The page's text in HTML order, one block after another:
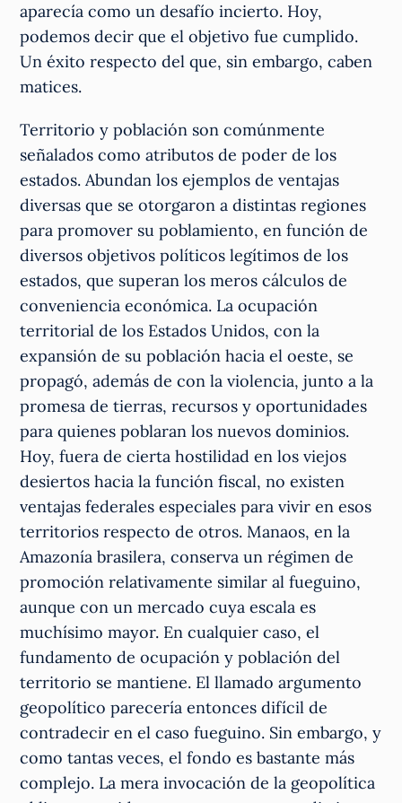
aparecía como un desafío incierto. Hoy,
podemos decir que el objetivo fue cumplido.
Un éxito respecto del que, sin embargo, caben
matices.
Territorio y población son comúnmente
señalados como atributos de poder de los
estados. Abundan los ejemplos de ventajas
diversas que se otorgaron a distintas regiones
para promover su poblamiento, en función de
diversos objetivos políticos legítimos de los
estados, que superan los meros cálculos de
conveniencia económica. La ocupación
territorial de los Estados Unidos, con la
expansión de su población hacia el oeste, se
propagó, además de con la violencia, junto a la
promesa de tierras, recursos y oportunidades
para quienes poblaran los nuevos dominios.
Hoy, fuera de cierta hostilidad en los viejos
desiertos hacia la función fiscal, no existen
ventajas federales especiales para vivir en esos
territorios respecto de otros. Manaos, en la
Amazonía brasilera, conserva un régimen de
promoción relativamente similar al fueguino,
aunque con un mercado cuya escala es
muchísimo mayor. En cualquier caso, el
fundamento de ocupación y población del
territorio se mantiene. El llamado argumento
geopolítico parecería entonces difícil de
contradecir en el caso fueguino. Sin embargo, y
como tantas veces, el fondo es bastante más
complejo. La mera invocación de la geopolítica